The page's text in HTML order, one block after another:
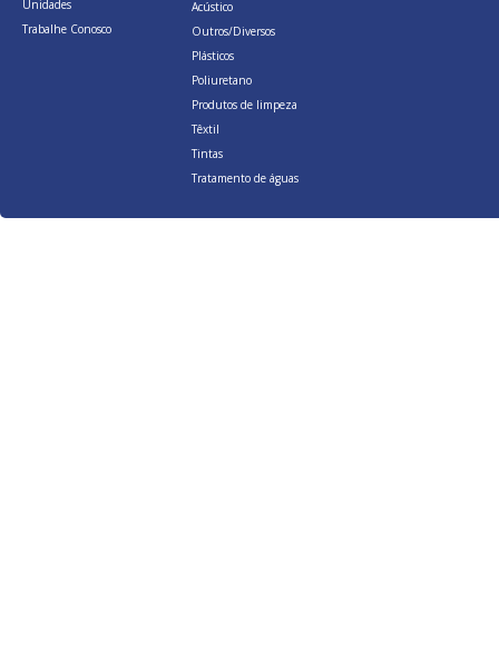
Unidades
Trabalhe Conosco
Acústico
Outros/Diversos
Plásticos
Poliuretano
Produtos de limpeza
Têxtil
Tintas
Tratamento de águas